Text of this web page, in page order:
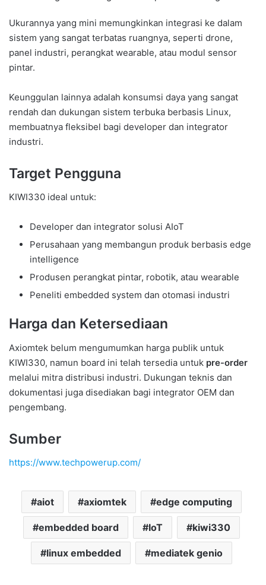
Ukurannya yang mini memungkinkan integrasi ke dalam
sistem yang sangat terbatas ruangnya, seperti drone,
panel industri, perangkat wearable, atau modul sensor
pintar.
Keunggulan lainnya adalah konsumsi daya yang sangat
rendah dan dukungan sistem terbuka berbasis Linux,
membuatnya fleksibel bagi developer dan integrator
industri.
Target Pengguna
KIWI330 ideal untuk:
Developer dan integrator solusi AIoT
Perusahaan yang membangun produk berbasis edge
intelligence
Produsen perangkat pintar, robotik, atau wearable
Peneliti embedded system dan otomasi industri
Harga dan Ketersediaan
Axiomtek belum mengumumkan harga publik untuk
KIWI330, namun board ini telah tersedia untuk pre-order
melalui mitra distribusi industri. Dukungan teknis dan
dokumentasi juga disediakan bagi integrator OEM dan
pengembang.
Sumber
https://www.techpowerup.com/
aiot axiomtek edge computing
embedded board IoT kiwi330
linux embedded mediatek genio